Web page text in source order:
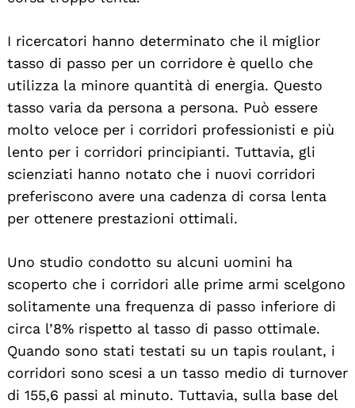
I ricercatori hanno determinato che il miglior
tasso di passo per un corridore è quello che
utilizza la minore quantità di energia. Questo
tasso varia da persona a persona. Può essere
molto veloce per i corridori professionisti e più
lento per i corridori principianti. Tuttavia, gli
scienziati hanno notato che i nuovi corridori
preferiscono avere una cadenza di corsa lenta
per ottenere prestazioni ottimali.
Uno studio condotto su alcuni uomini ha
scoperto che i corridori alle prime armi scelgono
solitamente una frequenza di passo inferiore di
circa l’8% rispetto al tasso di passo ottimale.
Quando sono stati testati su un tapis roulant, i
corridori sono scesi a un tasso medio di turnover
di 155,6 passi al minuto. Tuttavia, sulla base del